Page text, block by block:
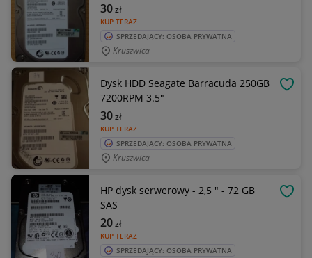
KUP TERAZ
30zł
SPRZEDAJĄCY: OSOBA PRYWATNA
Kruszwica
Dysk HDD Seagate Barracuda 250GB
7200RPM 3.5"
KUP TERAZ
30zł
SPRZEDAJĄCY: OSOBA PRYWATNA
Kruszwica
HP dysk serwerowy - 2,5 " - 72 GB
SAS
KUP TERAZ
20zł
SPRZEDAJĄCY: OSOBA PRYWATNA